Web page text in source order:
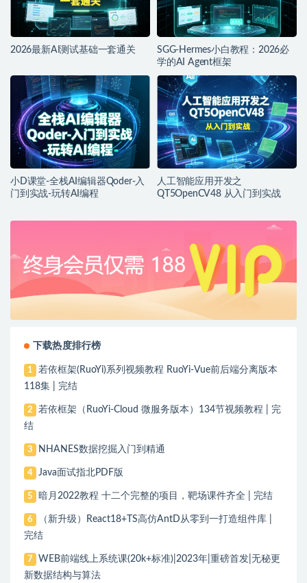
2026最新AI测试基础一套通关
SGG-Hermes小白教程：2026必
学的AI Agent框架
小D课堂-全栈AI编辑器Qoder-入
门到实战-玩转AI编程
人工智能应用开发之
QT5OpenCV48 从入门到实战
下载热度排行榜
1
若依框架(RuoYi)系列视频教程 RuoYi-Vue前后端分离版本
118集 | 完结
2
若依框架（RuoYi-Cloud 微服务版本）134节视频教程 | 完
结
3 NHANES数据挖掘入门到精通
4 Java面试指北PDF版
5 暗月2022教程 十二个完整的项目，靶场课件齐全 | 完结
6
（新升级）React18+TS高仿AntD从零到一打造组件库 |
完结
7
WEB前端线上系统课(20k+标准)|2023年|重磅首发|无秘更
新数据结构与算法